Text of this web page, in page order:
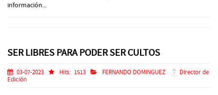
información...
SER LIBRES PARA PODER SER CULTOS
03-07-2023 Hits: 1513 FERNANDO DOMINGUEZ
Director de
Edición